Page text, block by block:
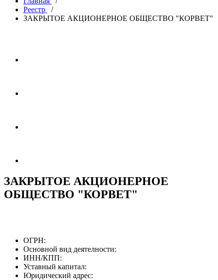
Реестр
/
ЗАКРЫТОЕ АКЦИОНЕРНОЕ ОБЩЕСТВО "КОРВЕТ"
ЗАКРЫТОЕ АКЦИОНЕРНОЕ
ОБЩЕСТВО "КОРВЕТ"
ОГРН:
Основной вид деятелности:
ИНН/КПП:
Уставный капитал:
Юридический адрес: